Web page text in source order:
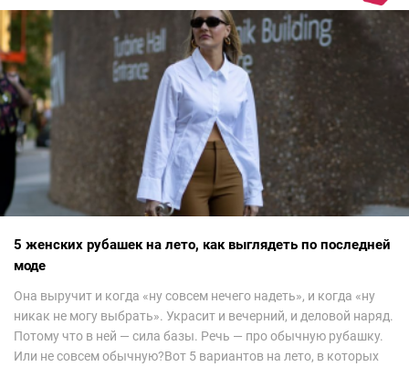
5 женских рубашек на лето, как выглядеть по последней
моде
Она выручит и когда «ну совсем нечего надеть», и когда «ну
никак не могу выбрать». Украсит и вечерний, и деловой наряд.
Потому что в ней — сила базы. Речь — про обычную рубашку.
Или не совсем обычную?Вот 5 вариантов на лето, в которых